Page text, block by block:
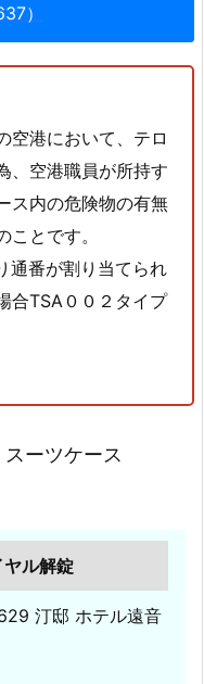
）
空港において、テロ
、空港職員が所持す
ス内の危険物の有無
とです。
通番が割り当てられ
合TSA００２タイプ
ーツケース
ル解錠
汀邸 ホテル遠音